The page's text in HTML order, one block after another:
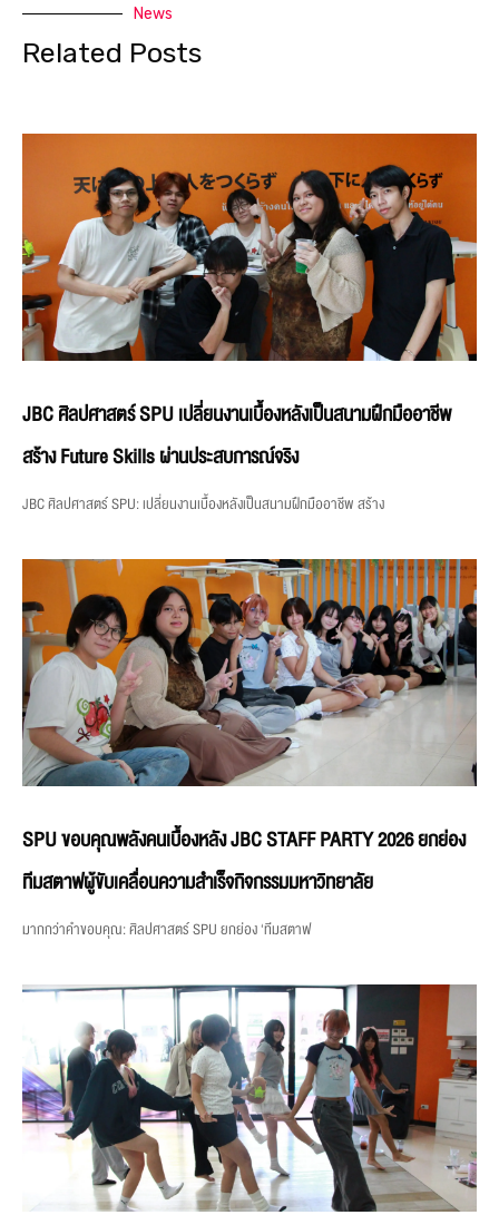
News
Related Posts
JBC ศิลปศาสตร์ SPU เปลี่ยนงานเบื้องหลังเป็นสนามฝึกมืออาชีพ
สร้าง Future Skills ผ่านประสบการณ์จริง
JBC ศิลปศาสตร์ SPU: เปลี่ยนงานเบื้องหลังเป็นสนามฝึกมืออาชีพ สร้าง
SPU ขอบคุณพลังคนเบื้องหลัง JBC STAFF PARTY 2026 ยกย่อง
ทีมสตาฟผู้ขับเคลื่อนความสำเร็จกิจกรรมมหาวิทยาลัย
มากกว่าคำขอบคุณ: ศิลปศาสตร์ SPU ยกย่อง ‘ทีมสตาฟ